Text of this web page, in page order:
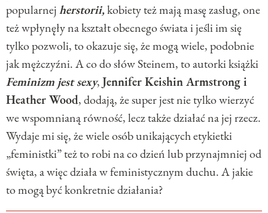
popularnejherstorii,kobiety też mają masę zasług, one
też wpłynęły na kształt obecnego świata i jeśli im się
tylko pozwoli, to okazuje się, że mogą wiele, podobnie
jak mężczyźni. A co do słów Steinem, to autorki książki
Feminizm jest sexy,Jennifer Keishin Armstrong i
Heather Wood, dodają, że super jest nie tylko wierzyć
we wspomnianą równość, lecz także działać na jej rzecz.
Wydaje mi się, że wiele osób unikających etykietki
„feministki” też to robi na co dzień lub przynajmniej od
święta, a więc działa w feministycznym duchu. A jakie
to mogą być konkretnie działania?